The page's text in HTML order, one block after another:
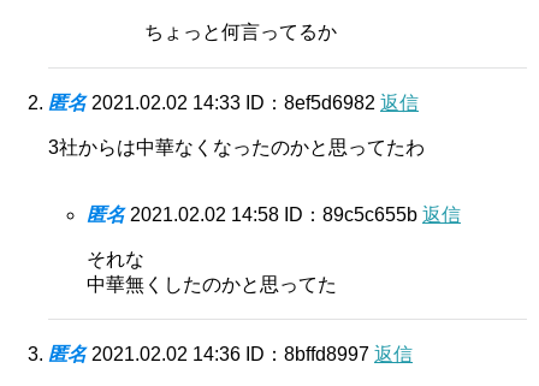
ちょっと何言ってるか
匿名 2021.02.02 14:33 ID：8ef5d6982 返信
3社からは中華なくなったのかと思ってたわ
匿名 2021.02.02 14:58 ID：89c5c655b 返信
それな
中華無くしたのかと思ってた
匿名 2021.02.02 14:36 ID：8bffd8997 返信